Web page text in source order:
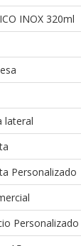
INOX 320ml
lateral
Personalizado
Personalizado